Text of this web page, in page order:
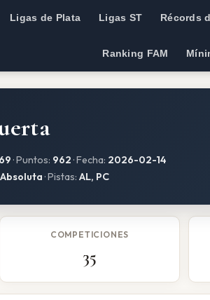
Ligas de Plata Ligas ST Récords
Ranking FAM
· Puntos: 962 · Fecha: 2026-02-14
Absoluta · Pistas: AL, PC
COMPETICIONES
35